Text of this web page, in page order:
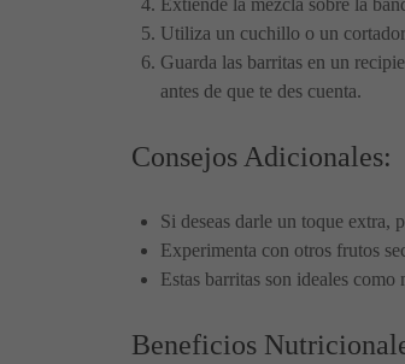
Extiende la mezcla sobre la
Utiliza un cuchillo o un
Guarda las barritas en un
antes de que te des cuenta.
Consejos Adicionales:
Si deseas darle un toque extra,
Experimenta con otros frutos
Estas barritas son ideales
Beneficios